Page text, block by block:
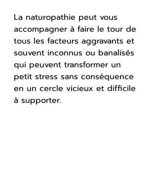
La naturopathie peut vous
accompagner à faire le tour de
tous les facteurs aggravants et
souvent inconnus ou banalisés
qui peuvent transformer un
petit stress sans conséquence
en un cercle vicieux et difficile
à supporter.